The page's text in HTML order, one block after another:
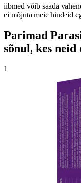
iibmed võib saada
ei mõjuta meie hindeid
Parimad
sõnul, kes
1